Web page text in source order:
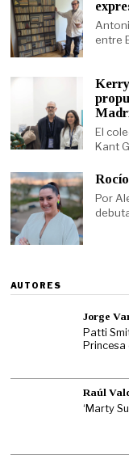
entre
El
Kant
Por
AUTORES
Jorge
Patti
Princesa
Raúl
‘Marty